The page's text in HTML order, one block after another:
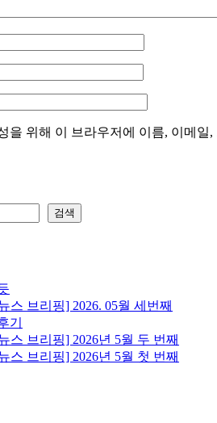
을 위해 이 브라우저에 이름, 이메일
검색
스 브리핑] 2026. 05월 세번째
기
스 브리핑] 2026년 5월 두 번째
스 브리핑] 2026년 5월 첫 번째